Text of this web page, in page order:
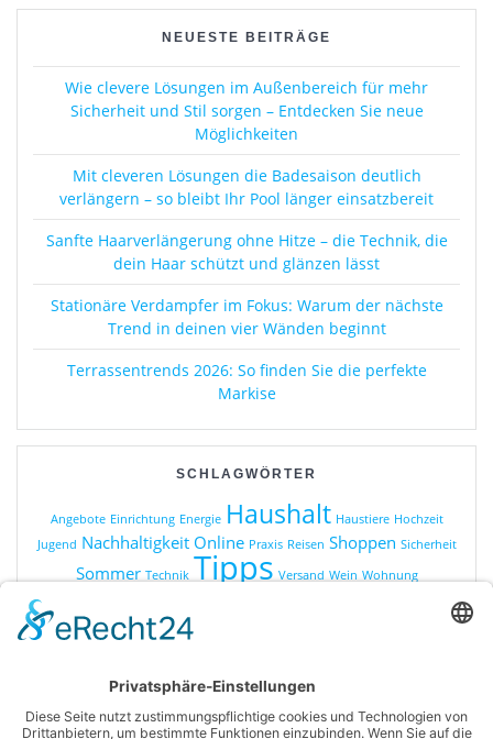
NEUESTE BEITRÄGE
Wie clevere Lösungen im Außenbereich für mehr
Sicherheit und Stil sorgen – Entdecken Sie neue
Möglichkeiten
Mit cleveren Lösungen die Badesaison deutlich
verlängern – so bleibt Ihr Pool länger einsatzbereit
Sanfte Haarverlängerung ohne Hitze – die Technik, die
dein Haar schützt und glänzen lässt
Stationäre Verdampfer im Fokus: Warum der nächste
Trend in deinen vier Wänden beginnt
Terrassentrends 2026: So finden Sie die perfekte
Markise
SCHLAGWÖRTER
Angebote Einrichtung Energie Haushalt Haustiere Hochzeit
Jugend Nachhaltigkeit Online Praxis Reisen Shoppen Sicherheit
Sommer Technik Tipps Versand Wein Wohnung
Online Shopping